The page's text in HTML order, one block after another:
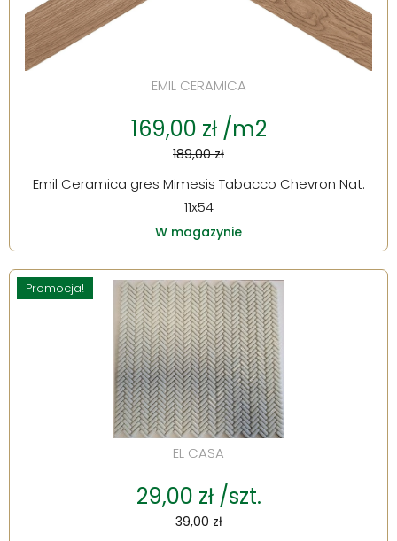
EMIL CERAMICA
169,00 zł /m2
189,00 zł
Emil Ceramica gres Mimesis Tabacco Chevron Nat.
11x54
W magazynie
Promocja!
EL CASA
29,00 zł /szt.
39,00 zł